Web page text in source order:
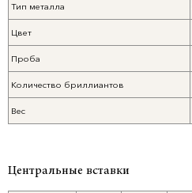
Тип металла
Цвет
Проба
Количество бриллиантов
Вес
Центральные вставки